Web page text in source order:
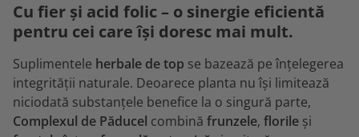
Cu fier și acid folic – o sinergie eficientă
pentru cei care își doresc mai mult.
Suplimentele herbale de top se bazează pe înțelegerea
integrității naturale. Deoarece planta nu își limitează
niciodată substanțele benefice la o singură parte,
Complexul de Păducel combină frunzele, florile și